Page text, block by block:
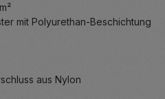
mit Polyurethan-Beschichtung
aus Nylon